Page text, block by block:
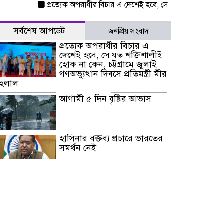
প্রত্যেক অপরাধীর বিচার এ দেশেই হবে, সে যত শক্তিশালীই হোক না
সর্বশেষ আপডেট জনপ্রিয় সংবাদ
প্রত্যেক অপরাধীর বিচার এ
দেশেই হবে, সে যত শক্তিশালীই
হোক না কেন, চট্টগ্রামে জুলাই
গণঅভ্যুত্থান দিবসে প্রতিমন্ত্রী মীর
আগামী ৫ দিন বৃষ্টির আভাস
হাসিনার বক্তব্য প্রচারে ভারতের
সমর্থন নেই